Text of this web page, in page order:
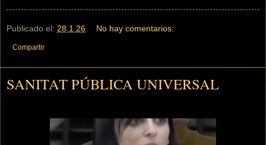
Publicado el: 28.1.26 No hay comentarios:
Compartir
SANITAT PÚBLICA UNIVERSAL